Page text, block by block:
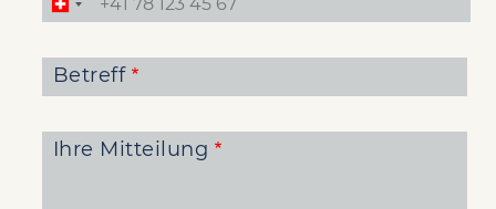
Betreff
Ihre Mitteilung